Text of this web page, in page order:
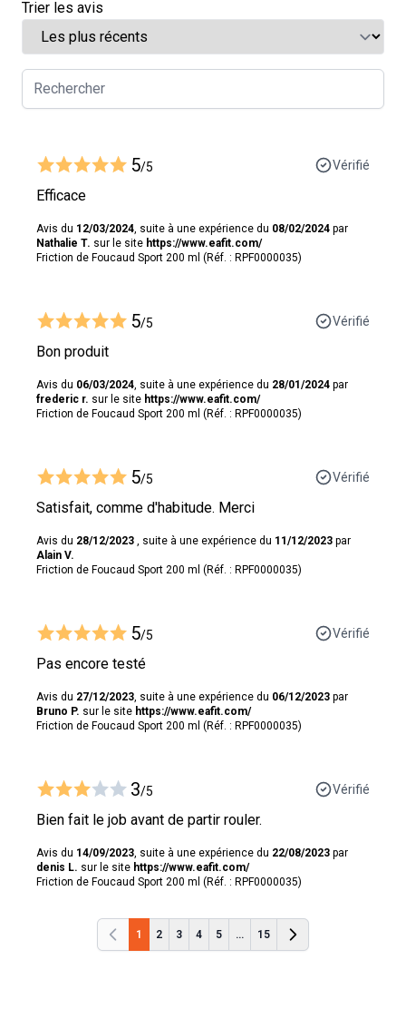
Trier les avis
5/5 Vérifié
Efficace
Avis du 12/03/2024 , suite à une expérience du 08/02/2024 par
Nathalie T. sur le site https://www.eafit.com/
Friction de Foucaud Sport 200 ml (Réf. : RPF0000035)
5/5 Vérifié
Bon produit
Avis du 06/03/2024 , suite à une expérience du 28/01/2024 par
frederic r. sur le site https://www.eafit.com/
Friction de Foucaud Sport 200 ml (Réf. : RPF0000035)
5/5 Vérifié
Satisfait, comme d'habitude. Merci
Avis du 28/12/2023 , suite à une expérience du 11/12/2023 par
Alain V.
Friction de Foucaud Sport 200 ml (Réf. : RPF0000035)
5/5 Vérifié
Pas encore testé
Avis du 27/12/2023 , suite à une expérience du 06/12/2023 par
Bruno P. sur le site https://www.eafit.com/
Friction de Foucaud Sport 200 ml (Réf. : RPF0000035)
3/5 Vérifié
Bien fait le job avant de partir rouler.
Avis du 14/09/2023 , suite à une expérience du 22/08/2023 par
denis L. sur le site https://www.eafit.com/
Friction de Foucaud Sport 200 ml (Réf. : RPF0000035)
Précédent
1 2 3 4 5 ... 15
Précédent